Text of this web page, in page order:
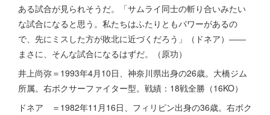
ある試合が見られそうだ。「サムライ同士の斬り合いみたい
な試合になると思う。私たちはふたりともパワーがあるの
で、先にミスした方が敗北に近づくだろう」（ドネア）――
まさに、そんな試合になるはずだ。（原功）
井上尚弥＝1993年4月10日、神奈川県出身の26歳。大橋ジム
所属。右ボクサーファイター型。戦績：18戦全勝（16KO）
ドネア ＝1982年11月16日、フィリピン出身の36歳。右ボク